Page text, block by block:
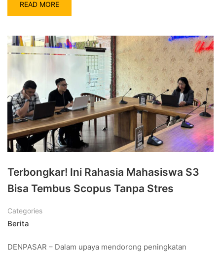
READ MORE
Terbongkar! Ini Rahasia Mahasiswa S3
Bisa Tembus Scopus Tanpa Stres
Categories
Berita
DENPASAR – Dalam upaya mendorong peningkatan